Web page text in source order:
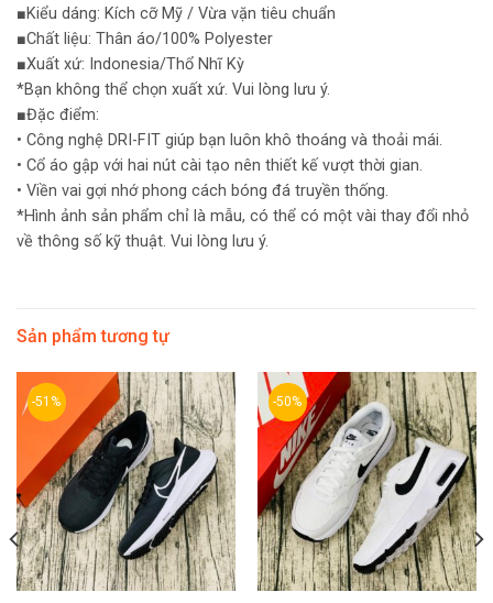
■Kiểu dáng: Kích cỡ Mỹ / Vừa vặn tiêu chuẩn
■Chất liệu: Thân áo/100% Polyester
■Xuất xứ: Indonesia/Thổ Nhĩ Kỳ
*Bạn không thể chọn xuất xứ. Vui lòng lưu ý.
■Đặc điểm:
• Công nghệ DRI-FIT giúp bạn luôn khô thoáng và thoải mái.
• Cổ áo gập với hai nút cài tạo nên thiết kế vượt thời gian.
• Viền vai gợi nhớ phong cách bóng đá truyền thống.
*Hình ảnh sản phẩm chỉ là mẫu, có thể có một vài thay đổi nhỏ
về thông số kỹ thuật. Vui lòng lưu ý.
Sản phẩm tương tự
-51% -50%